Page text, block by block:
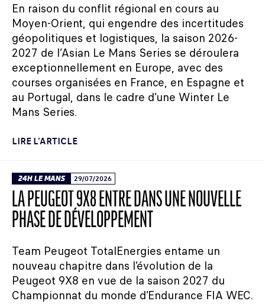
En raison du conflit régional en cours au
Moyen-Orient, qui engendre des incertitudes
géopolitiques et logistiques, la saison 2026-
2027 de l’Asian Le Mans Series se déroulera
exceptionnellement en Europe, avec des
courses organisées en France, en Espagne et
au Portugal, dans le cadre d’une Winter Le
Mans Series.
LIRE L'ARTICLE
24H LE MANS 29/07/2026
LA PEUGEOT 9X8 ENTRE DANS UNE NOUVELLE
PHASE DE DÉVELOPPEMENT
Team Peugeot TotalEnergies entame un
nouveau chapitre dans l’évolution de la
Peugeot 9X8 en vue de la saison 2027 du
Championnat du monde d’Endurance FIA WEC.